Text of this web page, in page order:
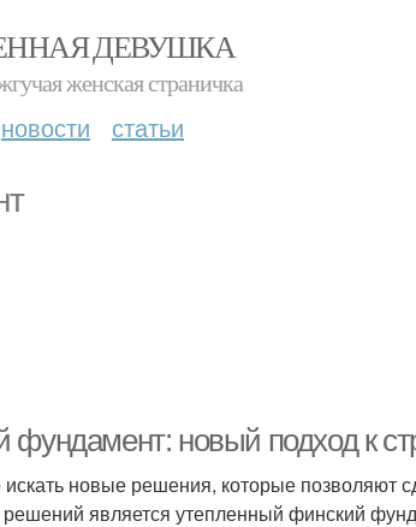
ДЕВУШКА
женская страничка
новости статьи
новый подход к
искать новые решения, которые позволяют
является утепленный финский